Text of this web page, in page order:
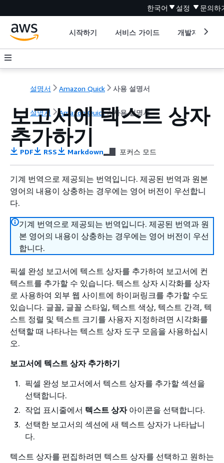
한국어 설정 문의하
시작하기 서비스 가이드 개발자 도구
설명서 Amazon Quick 사용 설명서
설명서 Amazon Quick 사용 설명서
보고서에 텍스트 상자
추가하기
PDF RSS Markdown 포커스 모드
기계 번역으로 제공되는 번역입니다. 제공된 번역과 원본
영어의 내용이 상충하는 경우에는 영어 버전이 우선합니
다.
기계 번역으로 제공되는 번역입니다. 제공된 번역과 원
본 영어의 내용이 상충하는 경우에는 영어 버전이 우선
합니다.
픽셀 완성 보고서에 텍스트 상자를 추가하여 보고서에 컨
텍스트를 추가할 수 있습니다. 텍스트 상자 시각화를 상자
로 사용하여 외부 웹 사이트에 하이퍼링크를 추가할 수도
있습니다. 글꼴, 글꼴 스타일, 텍스트 색상, 텍스트 간격, 텍
스트 정렬 및 텍스트 크기를 사용자 지정하려면 시각화를
선택할 때 나타나는 텍스트 상자 도구 모음을 사용하십시
오.
보고서에 텍스트 상자 추가하기
픽셀 완성 보고서에서 텍스트 상자를 추가할 섹션을
선택합니다.
작업 표시줄에서 텍스트 상자아이콘을 선택합니다.
선택한 보고서의 섹션에 새 텍스트 상자가 나타납니
다.
텍스트 상자를 편집하려면 텍스트 상자를 선택하고 원하는